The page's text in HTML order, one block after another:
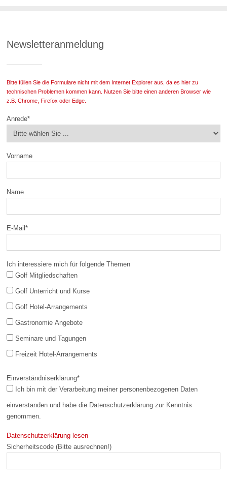
Newsletteranmeldung
Bitte füllen Sie die Formulare nicht mit dem Internet Explorer aus, da es hier zu
technischen Problemen kommen kann. Nutzen Sie bitte einen anderen Browser wie
z.B. Chrome, Firefox oder Edge.
Anrede*
Vorname
Name
E-Mail*
Ich interessiere mich für folgende Themen
Golf Mitgliedschaften
Golf Unterricht und Kurse
Golf Hotel-Arrangements
Gastronomie Angebote
Seminare und Tagungen
Freizeit Hotel-Arrangements
Einverständniserklärung*
einverstanden und habe die Datenschutzerklärung zur Kenntnis
genommen.
Datenschutzerklärung lesen
Sicherheitscode (Bitte ausrechnen!)